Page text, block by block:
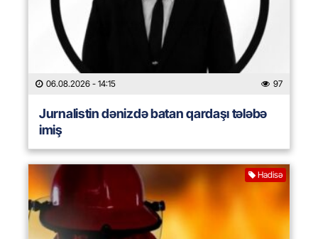
06.08.2026 - 14:15 97
Jurnalistin dənizdə batan qardaşı tələbə
imiş
Hadisə